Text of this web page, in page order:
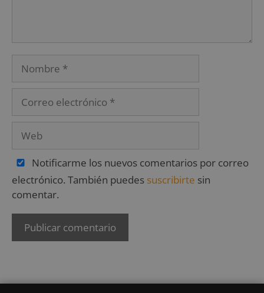
Notificarme los nuevos comentarios por correo
electrónico. También puedes suscribirte sin
comentar.